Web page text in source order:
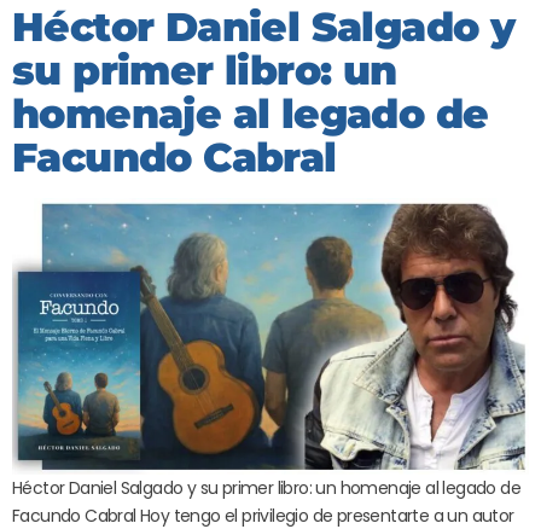
Héctor Daniel Salgado y
su primer libro: un
homenaje al legado de
Facundo Cabral
Héctor Daniel Salgado y su primer libro: un homenaje al legado de
Facundo Cabral Hoy tengo el privilegio de presentarte a un autor